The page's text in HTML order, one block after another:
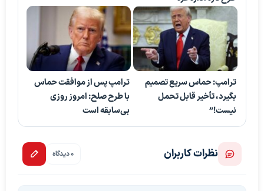
ترامپ: حماس سریع تصمیم
بگیرد، تأخیر قابل تحمل
نیست!”
ترامپ پس از موافقت حماس
با طرح صلح: امروز روزی
بی‌سابقه است
نظرات کاربران 0 دیدگاه